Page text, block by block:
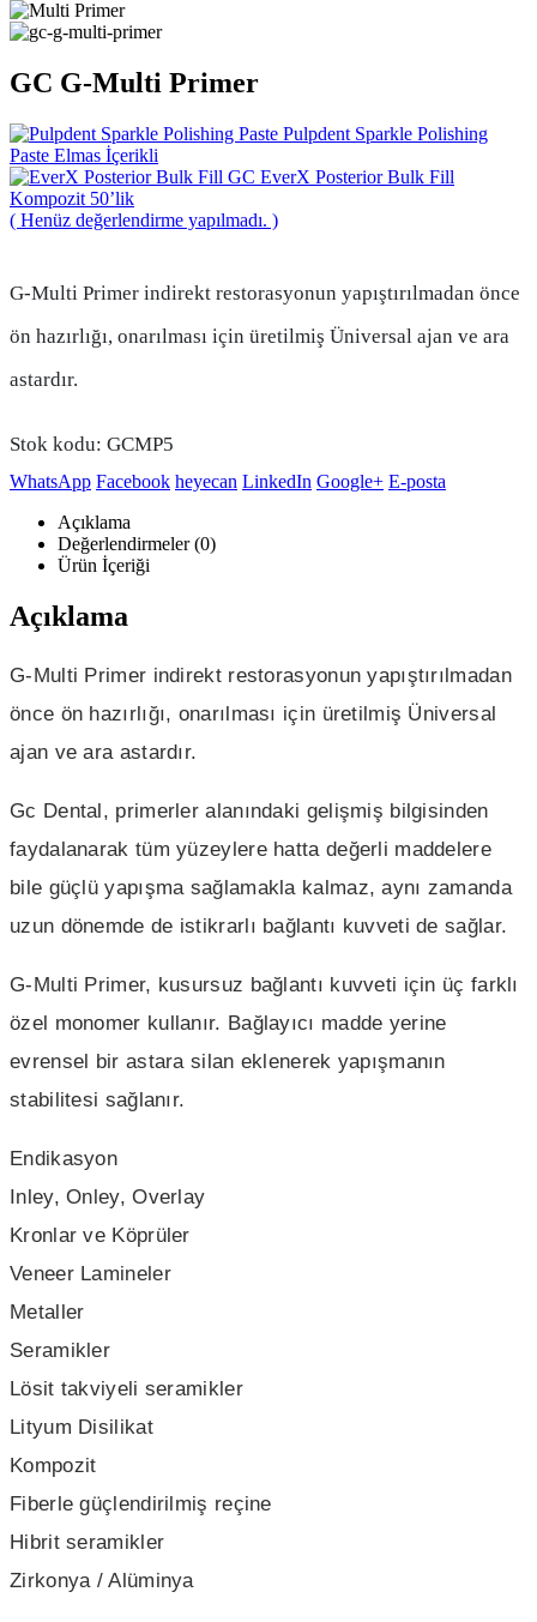
GC G-Multi Primer
Pulpdent Sparkle Polishing
Paste Elmas İçerikli
GC EverX Posterior Bulk Fill
Kompozit 50’lik
( Henüz değerlendirme yapılmadı. )
G-Multi Primer indirekt restorasyonun yapıştırılmadan önce
ön hazırlığı, onarılması için üretilmiş Üniversal ajan ve ara
astardır.
Stok kodu: GCMP5
Facebook heyecan LinkedIn Google+ E-posta
WhatsApp
Açıklama
Değerlendirmeler (0)
Ürün İçeriği
Açıklama
G-Multi Primer indirekt restorasyonun yapıştırılmadan
önce ön hazırlığı, onarılması için üretilmiş Üniversal
ajan ve ara astardır.
Gc Dental, primerler alanındaki gelişmiş bilgisinden
faydalanarak tüm yüzeylere hatta değerli maddelere
bile güçlü yapışma sağlamakla kalmaz, aynı zamanda
uzun dönemde de istikrarlı bağlantı kuvveti de sağlar.
G-Multi Primer, kusursuz bağlantı kuvveti için üç farklı
özel monomer kullanır. Bağlayıcı madde yerine
evrensel bir astara silan eklenerek yapışmanın
stabilitesi sağlanır.
Endikasyon
Inley, Onley, Overlay
Kronlar ve Köprüler
Veneer Lamineler
Metaller
Seramikler
Lösit takviyeli seramikler
Lityum Disilikat
Kompozit
Fiberle güçlendirilmiş reçine
Hibrit seramikler
Zirkonya / Alüminya